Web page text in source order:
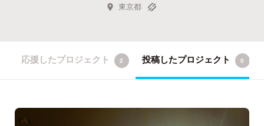
東京都
応援したプロジェクト 2 投稿したプロジェクト 0